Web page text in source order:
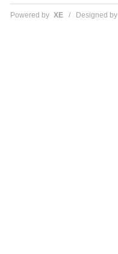
Powered by XE/ Designed by